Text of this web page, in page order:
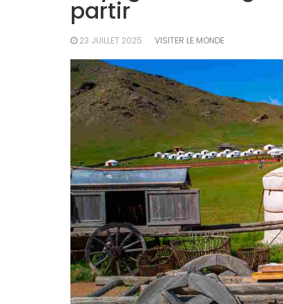
partir
23 JUILLET 2025 VISITER LE MONDE